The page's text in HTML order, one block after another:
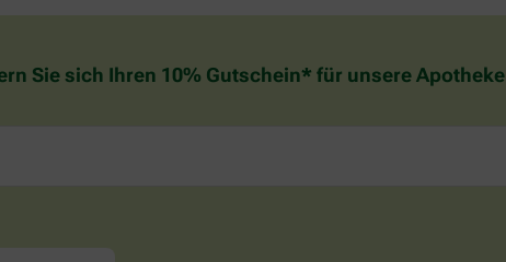
Sie sich Ihren 10% Gutschein* für unsere Apotheke